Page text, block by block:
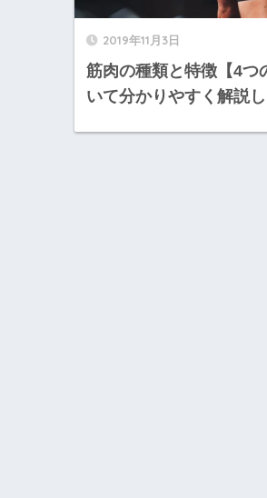
2019年11月3日
筋肉の種類と特徴【4つ
いて分かりやすく解説し